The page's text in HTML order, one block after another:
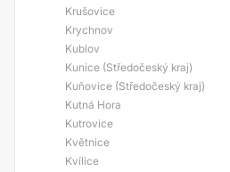
Krušovice
Krychnov
Kublov
Kunice (Středočeský kraj)
Kuňovice (Středočeský kraj)
Kutná Hora
Kutrovice
Květnice
Kvílice